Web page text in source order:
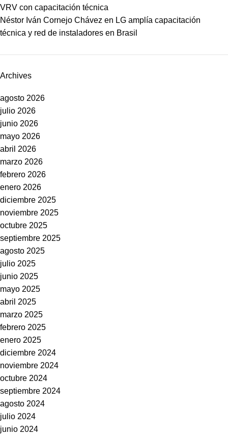
VRV con capacitación técnica
Néstor Iván Cornejo Chávez en LG amplía capacitación
técnica y red de instaladores en Brasil
Archives
agosto 2026
julio 2026
junio 2026
mayo 2026
abril 2026
marzo 2026
febrero 2026
enero 2026
diciembre 2025
noviembre 2025
octubre 2025
septiembre 2025
agosto 2025
julio 2025
junio 2025
mayo 2025
abril 2025
marzo 2025
febrero 2025
enero 2025
diciembre 2024
noviembre 2024
octubre 2024
septiembre 2024
agosto 2024
julio 2024
junio 2024